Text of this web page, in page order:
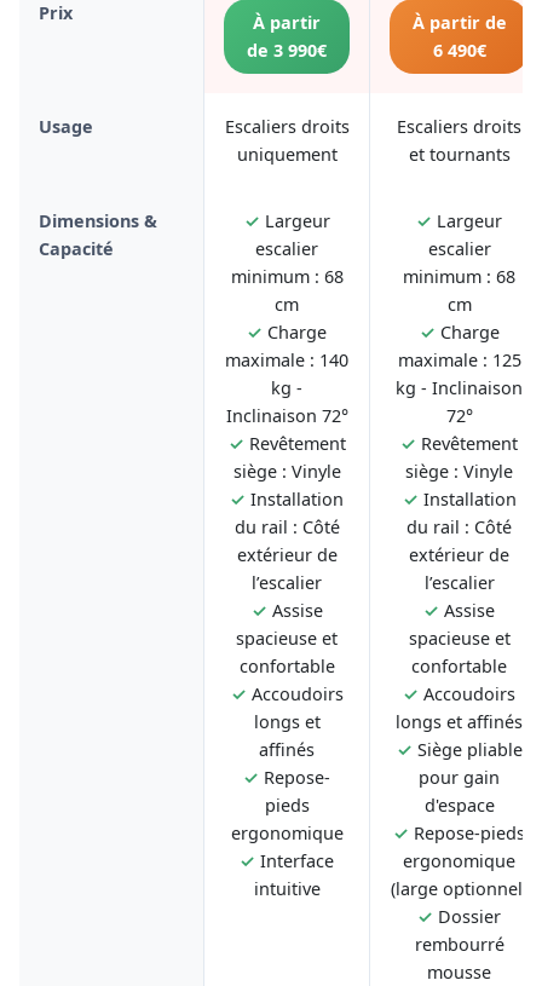
Prix
À partir
de 3 990€
À partir de
6 490€
Usage
Escaliers droits
uniquement
Escaliers droits
et tournants
Dimensions &
Capacité
✓ Largeur
escalier
minimum : 68
cm
✓ Charge
maximale : 140
kg -
Inclinaison 72°
✓ Revêtement
siège : Vinyle
✓ Installation
du rail : Côté
extérieur de
l’escalier
✓ Assise
spacieuse et
confortable
✓ Accoudoirs
longs et
affinés
✓ Repose-
pieds
ergonomique
✓ Interface
intuitive
✓ Largeur
escalier
minimum : 68
cm
✓ Charge
maximale : 125
kg - Inclinaison
72°
✓ Revêtement
siège : Vinyle
✓ Installation
du rail : Côté
extérieur de
l’escalier
✓ Assise
spacieuse et
confortable
✓ Accoudoirs
longs et affinés
✓ Siège pliable
pour gain
d'espace
✓ Repose-pieds
ergonomique
(large optionnel)
✓ Dossier
rembourré
mousse